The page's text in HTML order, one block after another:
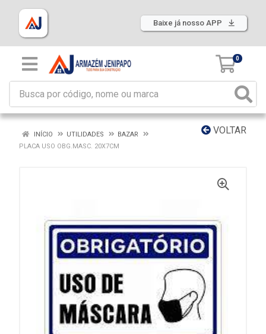
Baixe já nosso APP
0
VOLTAR
INÍCIO UTILIDADES
BAZAR
PLACA USO OBG.MASC. 20X7CM